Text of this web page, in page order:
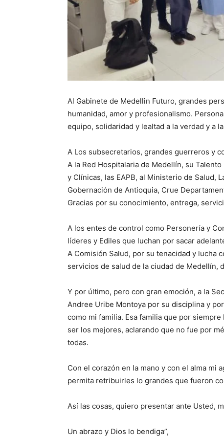
Al Gabinete de Medellin Futuro, grandes
humanidad, amor y profesionalismo.
equipo, solidaridad y lealtad a la verdad y a
A Los subsecretarios, grandes guerreros y
A la Red Hospitalaria de Medellín, su
y Clínicas, las EAPB, al Ministerio de Salud,
Gobernación de Antioquia, Crue
Gracias por su conocimiento, entrega,
A los entes de control como Personería y
líderes y Ediles que luchan por sacar
A Comisión Salud, por su tenacidad y lucha
servicios de salud de la ciudad de Medellín,
Y por último, pero con gran emoción, a la
Andree Uribe Montoya por su disciplina y
como mi familia. Esa familia que por
ser los mejores, aclarando que no fue por
todas.
Con el corazón en la mano y con el alma mi
permita retribuirles lo grandes que fueron
Así las cosas, quiero presentar ante Usted,
Un abrazo y Dios lo bendiga”,